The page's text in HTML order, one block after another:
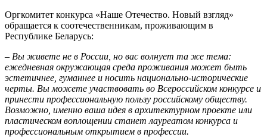
Оргкомитет конкурса «Наше Отечество. Новый взгляд»
обращается к соотечественникам, проживающим в
Республике Беларусь:
– Вы живете не в России, но вас волнует та же тема:
ежедневная окружающая среда проживания может быть
эстетичнее, гуманнее и носить национально-исторические
черты. Вы можете участвовать во Всероссийском конкурсе и
принести профессиональную пользу российскому обществу.
Возможно, именно ваша идея в архитектурном проекте или
пластическом воплощении станет лауреатом конкурса и
профессиональным открытием в профессии.